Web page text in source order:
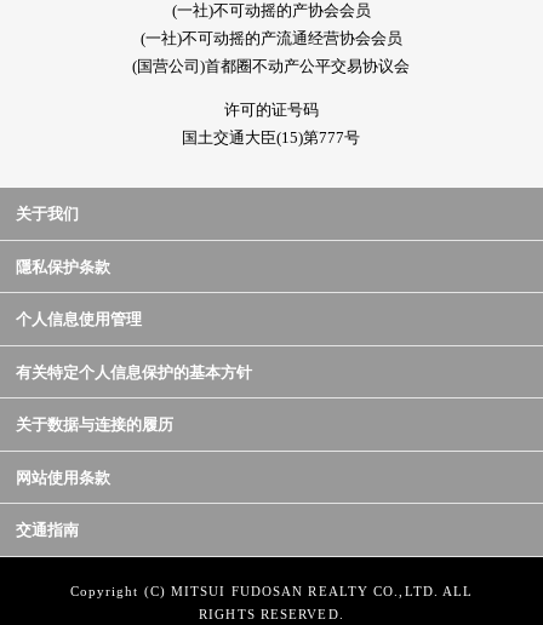
(一社)不可动摇的产协会会员
(一社)不可动摇的产流通经营协会会员
(国营公司)首都圈不动产公平交易协议会
许可的证号码
国土交通大臣(15)第777号
关于我们
隱私保护条款
个人信息使用管理
有关特定个人信息保护的基本方针
关于数据与连接的履历
网站使用条款
交通指南
Copyright (C) MITSUI FUDOSAN REALTY CO.,LTD. ALL
RIGHTS RESERVED.